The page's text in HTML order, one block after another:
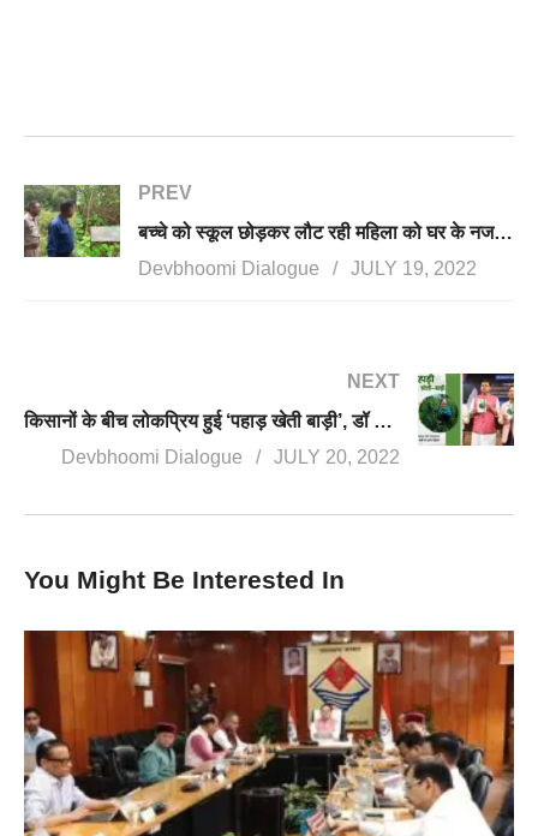
PREV
बच्चे को स्कूल छोड़कर लौट रही महिला को घर के नजदीक गुलदार ने बनाया शिकार
Devbhoomi Dialogue
JULY 19, 2022
NEXT
किसानों के बीच लोकप्रिय हुई ‘पहाड़ खेती बाड़ी’, डॉ देवेंद्र नेगी की पुस्तक का सीएम ने किया था विमोचन
Devbhoomi Dialogue
JULY 20, 2022
You Might Be Interested In